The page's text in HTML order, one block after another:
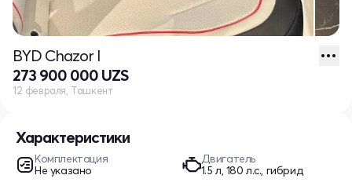
Характеристики
Комплектация
Не указано
Двигатель
1.5 л, 180 л.с., гибрид
BYD Chazor I
273 900 000 UZS
12 февраля, Ташкент